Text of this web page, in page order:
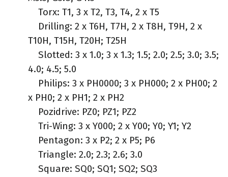
Torx: T1, 3 x T2, T3, T4, 2 x T5
Drilling: 2 x T6H, T7H, 2 x T8H, T9H, 2 x
T10H, T15H, T20H; T25H
Slotted: 3 x 1.0; 3 x 1.3; 1.5; 2.0; 2.5; 3.0; 3.5;
4.0; 4.5; 5.0
Philips: 3 x PH0000; 3 x PH000; 2 x PH00; 2
x PH0; 2 x PH1; 2 x PH2
Pozidrive: PZ0; PZ1; PZ2
Tri-Wing: 3 x Y000; 2 x Y00; Y0; Y1; Y2
Pentagon: 3 x P2; 2 x P5; P6
Triangle: 2.0; 2.3; 2.6; 3.0
Square: SQ0; SQ1; SQ2; SQ3